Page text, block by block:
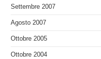
Settembre 2007
Agosto 2007
Ottobre 2005
Ottobre 2004